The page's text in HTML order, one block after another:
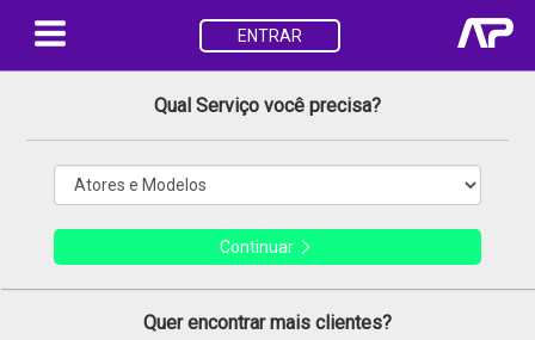
ENTRAR
Qual Serviço você precisa?
Continuar
Quer encontrar mais clientes?